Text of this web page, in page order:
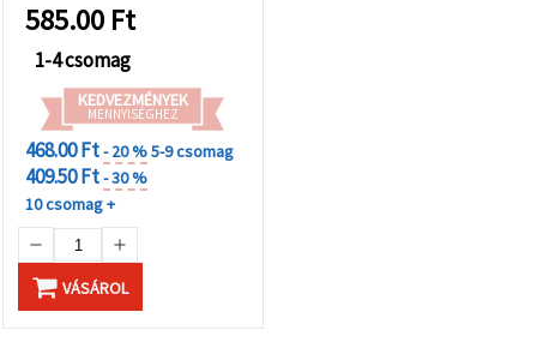
585.00 Ft
1-4 csomag
KEDVEZMÉNYEK
MENNYISÉGHEZ
468.00 Ft- 20 %5-9 csomag
409.50 Ft- 30 %
10 csomag +
VÁSÁROL